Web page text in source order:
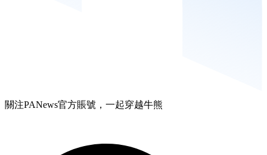
關注PANews官方賬號，一起穿越牛熊